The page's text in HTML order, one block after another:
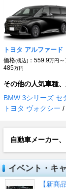
トヨタ アルファード
価格(税込) ：559.9万円
485万円
その他の人気車種
BMW 3シリーズ セ
トヨタ ヴォクシー
自動車メーカー
イベント・キ
【新商